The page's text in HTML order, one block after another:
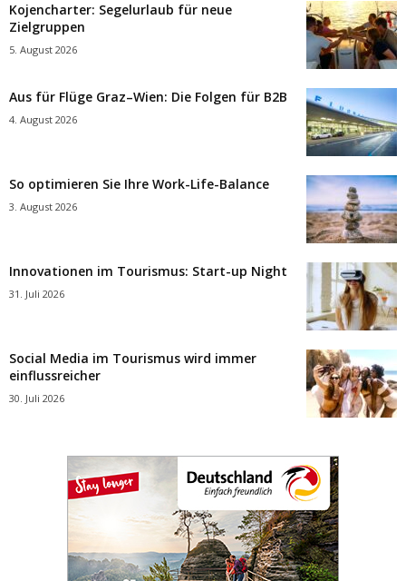
Kojencharter: Segelurlaub für neue
Zielgruppen
5. August 2026
Aus für Flüge Graz–Wien: Die Folgen für B2B
4. August 2026
So optimieren Sie Ihre Work-Life-Balance
3. August 2026
Innovationen im Tourismus: Start-up Night
31. Juli 2026
Social Media im Tourismus wird immer
einflussreicher
30. Juli 2026